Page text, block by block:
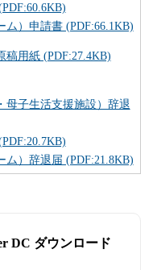
ム）申請書 (PDF:66.1KB)
稿用紙 (PDF:27.4KB)
母子生活支援施設）辞退
ム）辞退届 (PDF:21.8KB)
DC ダウンロード